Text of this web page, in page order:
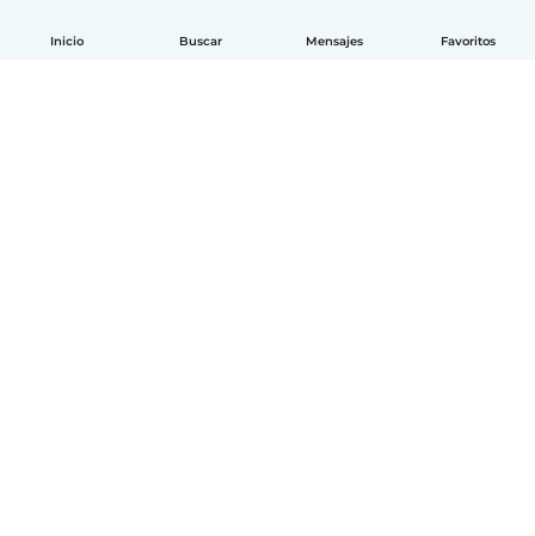
Inicio Buscar Mensajes Favoritos